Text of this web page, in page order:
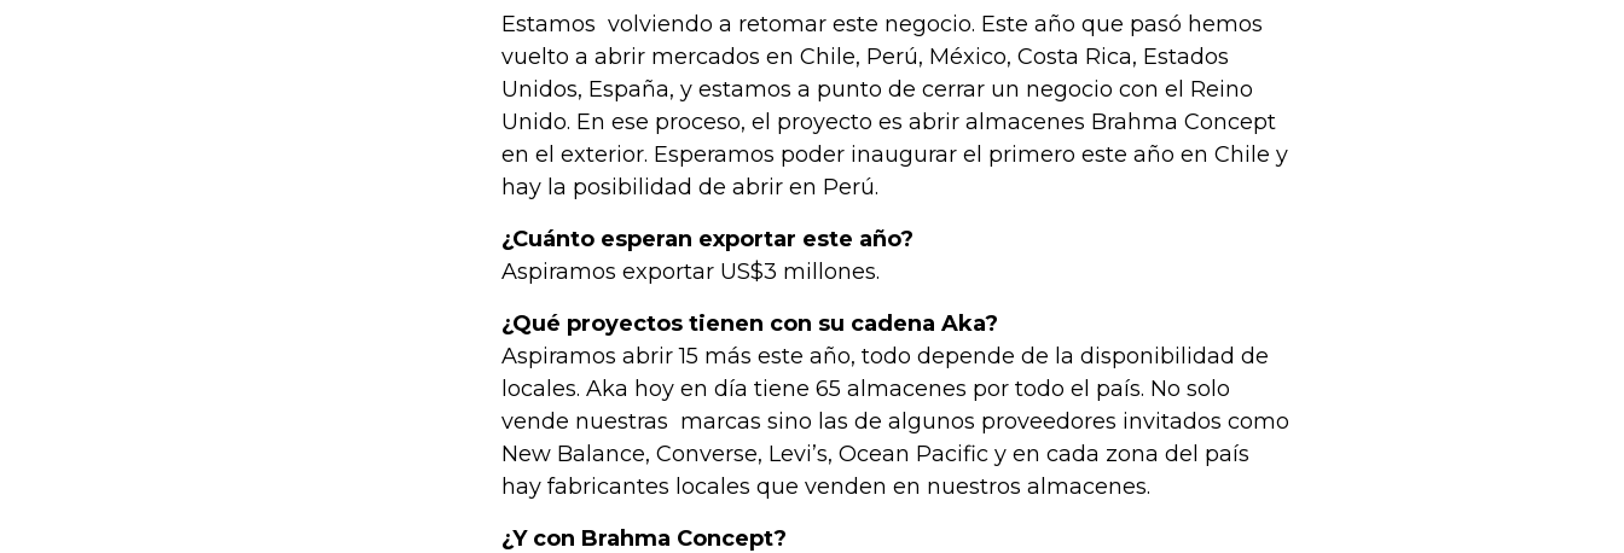
Estamos volviendo a retomar este negocio. Este año que pasó hemos
vuelto a abrir mercados en Chile, Perú, México, Costa Rica, Estados
Unidos, España, y estamos a punto de cerrar un negocio con el Reino
Unido. En ese proceso, el proyecto es abrir almacenes Brahma Concept
en el exterior. Esperamos poder inaugurar el primero este año en Chile y
hay la posibilidad de abrir en Perú.
¿Cuánto esperan exportar este año?
Aspiramos exportar US$3 millones.
¿Qué proyectos tienen con su cadena Aka?
Aspiramos abrir 15 más este año, todo depende de la disponibilidad de
locales. Aka hoy en día tiene 65 almacenes por todo el país. No solo
vende nuestras marcas sino las de algunos proveedores invitados como
New Balance, Converse, Levi’s, Ocean Pacific y en cada zona del país
hay fabricantes locales que venden en nuestros almacenes.
¿Y con Brahma Concept?